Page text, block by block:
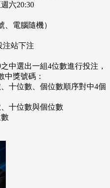
六20:30
、電腦隨機）
注站下注
中選出一組4位數進行投注，
中獎號碼：
十位數、個位數順序對中4個
十位數與個位數